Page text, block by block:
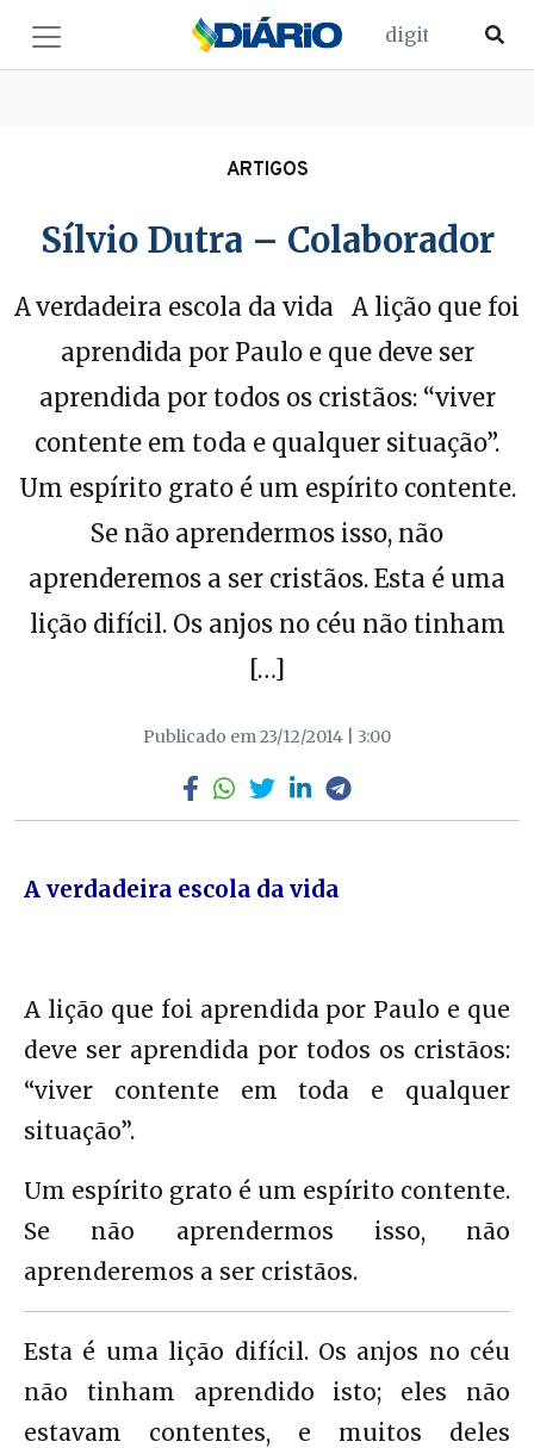
ARTIGOS
Sílvio Dutra – Colaborador
A verdadeira escola da vida A lição que foi
aprendida por Paulo e que deve ser
aprendida por todos os cristãos: “viver
contente em toda e qualquer situação”.
Um espírito grato é um espírito contente.
Se não aprendermos isso, não
aprenderemos a ser cristãos. Esta é uma
lição difícil. Os anjos no céu não tinham
[…]
Publicado em 23/12/2014 | 3:00
A verdadeira escola da vida
A lição que foi aprendida por Paulo e que
deve ser aprendida por todos os cristãos:
“viver contente em toda e qualquer
situação”.
Um espírito grato é um espírito contente.
Se não aprendermos isso, não
aprenderemos a ser cristãos.
Esta é uma lição difícil. Os anjos no céu
não tinham aprendido isto; eles não
estavam contentes, e muitos deles